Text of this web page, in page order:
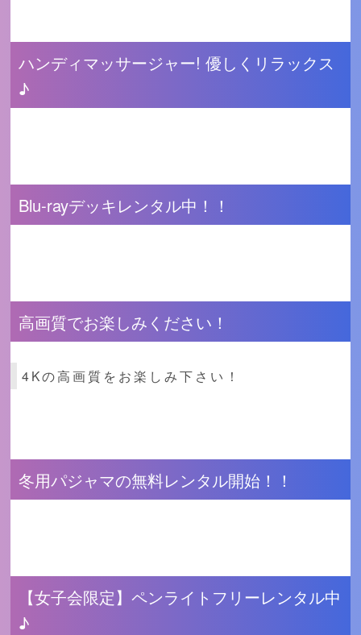
ハンディマッサージャー! 優しくリラックス
♪
Blu-rayデッキレンタル中！！
高画質でお楽しみください！
4Kの高画質をお楽しみ下さい！
冬用パジャマの無料レンタル開始！！
【女子会限定】ペンライトフリーレンタル中
♪